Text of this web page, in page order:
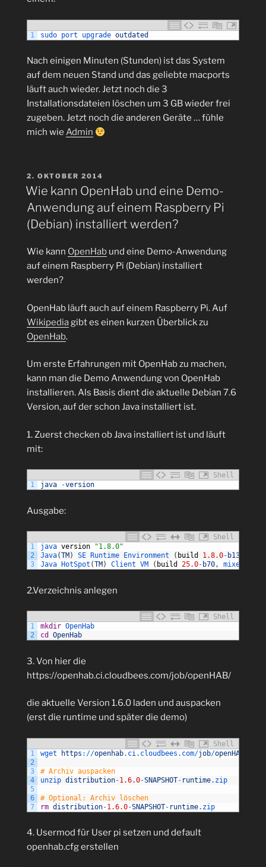
1 sudo port upgrade outdated
Nach einigen Minuten (Stunden) ist das System
auf dem neuen Stand und das geliebte macports
läuft auch wieder. Jetzt noch die 3
Installationsdateien löschen um 3 GB wieder frei
zugeben. Jetzt noch die anderen Geräte … fühle
mich wie Admin
VERÖFFENTLICHT
AM
2. OKTOBER 2014
Wie kann OpenHab und eine Demo-
Anwendung auf einem Raspberry Pi
(Debian) installiert werden?
Wie kann OpenHab und eine Demo-Anwendung
auf einem Raspberry Pi (Debian) installiert
werden?
OpenHab läuft auch auf einem Raspberry Pi. Auf
Wikipediagibt es einen kurzen Überblick zu
OpenHab.
Um erste Erfahrungen mit OpenHab zu machen,
kann man die Demo Anwendung von OpenHab
installieren. Als Basis dient die aktuelle Debian 7.6
Version, auf der schon Java installiert ist.
1. Zuerst checken ob Java installiert ist und läuft
mit:
Shell
1
java -version
Ausgabe:
Shell
1
2
3
java version
"1.8.0"
Java(TM ) SE Runtime Environment ( build 1.8.0- b132
Java
HotSpot (TM ) Client VM ( build 25.0- b70, mixed
2.Verzeichnis anlegen
Shell
1
2
mkdir OpenHab
cd
OpenHab
3. Von hier die
https://openhab.ci.cloudbees.com/job/openHAB/
die aktuelle Version 1.6.0 laden und auspacken
(erst die runtime und später die demo)
Shell
1
2
3
4
5
6
7
wget https : //openhab.ci.cloudbees .com/job/openHAB
# Archiv auspacken
unzip distribution-1.6.0-SNAPSHOT- runtime.zip
# Optional: Archiv löschen
rm distribution-1.6.0-SNAPSHOT- runtime.zip
4. Usermod für User pi setzen und default
openhab.cfg erstellen